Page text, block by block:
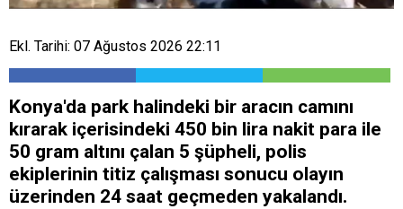
Ekl. Tarihi: 07 Ağustos 2026 22:11
Konya'da park halindeki bir aracın camını
kırarak içerisindeki 450 bin lira nakit para ile
50 gram altını çalan 5 şüpheli, polis
ekiplerinin titiz çalışması sonucu olayın
üzerinden 24 saat geçmeden yakalandı.